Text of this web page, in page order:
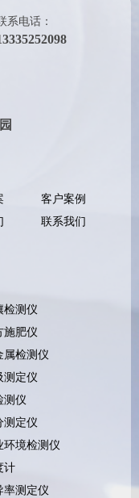
系电话：
客户案例
联系我们
检测仪
施肥仪
属检测仪
测定仪
测仪
测定仪
环境检测仪
计
率测定仪